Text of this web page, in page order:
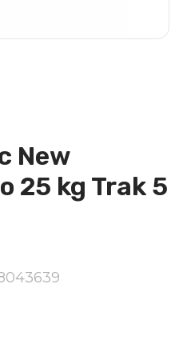
New
25 kg Trak 5